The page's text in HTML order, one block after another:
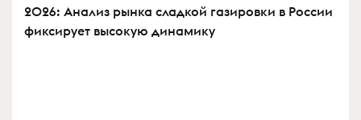
2026: Анализ рынка сладкой газировки в России
фиксирует высокую динамику